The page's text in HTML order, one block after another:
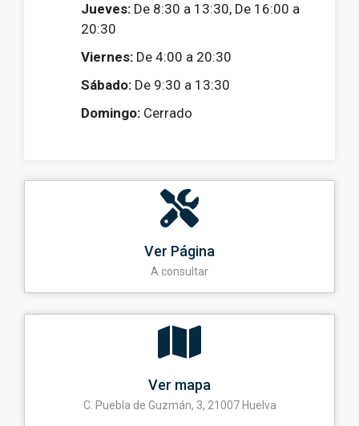
Jueves: De 8:30 a 13:30, De 16:00 a
20:30
Viernes: De 4:00 a 20:30
Sábado: De 9:30 a 13:30
Domingo: Cerrado
Ver Página
A consultar
Ver mapa
C. Puebla de Guzmán, 3, 21007 Huelva